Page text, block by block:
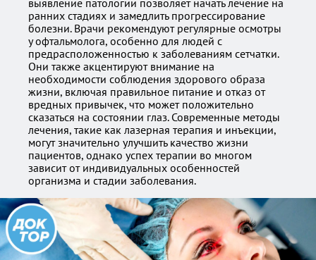
выявление патологии позволяет начать лечение на
ранних стадиях и замедлить прогрессирование
болезни. Врачи рекомендуют регулярные осмотры
у офтальмолога, особенно для людей с
предрасположенностью к заболеваниям сетчатки.
Они также акцентируют внимание на
необходимости соблюдения здорового образа
жизни, включая правильное питание и отказ от
вредных привычек, что может положительно
сказаться на состоянии глаз. Современные методы
лечения, такие как лазерная терапия и инъекции,
могут значительно улучшить качество жизни
пациентов, однако успех терапии во многом
зависит от индивидуальных особенностей
организма и стадии заболевания.